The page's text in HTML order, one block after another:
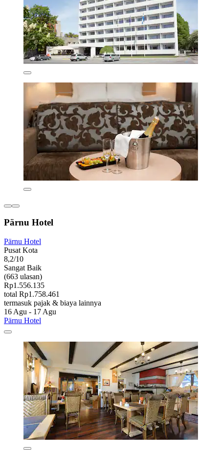
Pärnu Hotel
Pärnu Hotel
Pusat Kota
8,2/10
Sangat Baik
(663 ulasan)
Rp1.556.135
total Rp1.758.461
termasuk pajak & biaya lainnya
16 Agu - 17 Agu
Pärnu Hotel